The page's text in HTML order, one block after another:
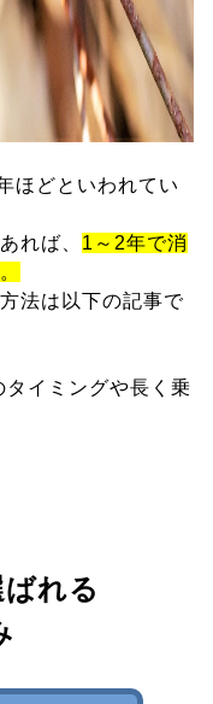
ほどといわれてい
れば、 1～2年で消
法は以下の記事で
イミングや長く乗
れる